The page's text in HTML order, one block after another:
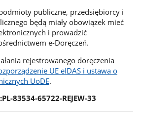
publiczne, przedsiębiorcy i
będą miały obowiązek mieć
i prowadzić
e-Doręczeń.
rejestrowanego doręczenia
UE eIDAS i ustawa o
UoDE.
83534-65722-REJEW-33